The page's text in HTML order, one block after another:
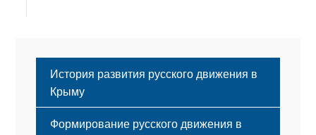
История развития русского движения в
Крыму
Формирование русского движения в